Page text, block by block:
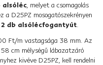
alsóléc, melyet a csomagolás
a D25PZ mosogatószekrényen
2 db alsólécfogantyút.
Ft/m vastagsága 38 mm. Az
cm mélységű lábazatzáró
kivéve D25PZ, kell rendelni